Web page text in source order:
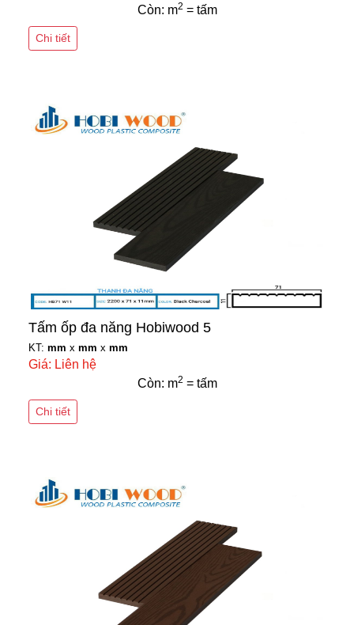
Còn: m2 = tấm
Chi tiết
Tấm ốp đa năng Hobiwood 5
KT: mm x mm x mm
Giá: Liên hệ
Còn: m2 = tấm
Chi tiết